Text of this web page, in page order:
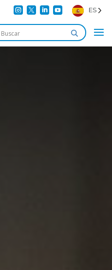
    ES